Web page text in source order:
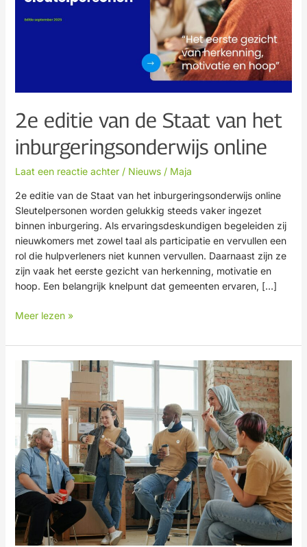
2e editie van de Staat van het
inburgeringsonderwijs online
Laat een reactie achter / Nieuws/ Maja
2e editie van de Staat van het inburgeringsonderwijs online
Sleutelpersonen worden gelukkig steeds vaker ingezet
binnen inburgering. Als ervaringsdeskundigen begeleiden zij
nieuwkomers met zowel taal als participatie en vervullen een
rol die hulpverleners niet kunnen vervullen. Daarnaast zijn ze
zijn vaak het eerste gezicht van herkenning, motivatie en
hoop. Een belangrijk knelpunt dat gemeenten ervaren, […]
inburgeringsonderwijs
online
Meer lezen »
Nieuwe
inschrijving
trainingen
per
januari
2025